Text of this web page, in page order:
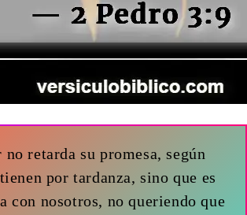
no retarda su promesa, según
por tardanza, sino que es
con nosotros, no queriendo que